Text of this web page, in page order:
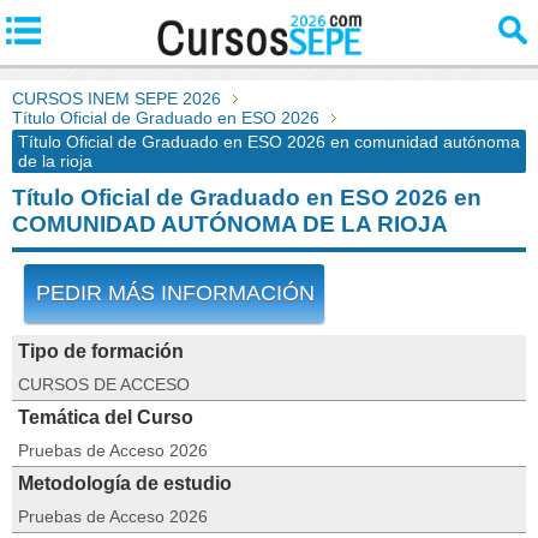
CURSOS INEM SEPE 2026
Título Oficial de Graduado en ESO 2026
Título Oficial de Graduado en ESO 2026 en comunidad autónoma
de la rioja
Título Oficial de Graduado en ESO 2026 en
COMUNIDAD AUTÓNOMA DE LA RIOJA
PEDIR MÁS INFORMACIÓN
Tipo de formación
CURSOS DE ACCESO
Temática del Curso
Pruebas de Acceso 2026
Metodología de estudio
Pruebas de Acceso 2026